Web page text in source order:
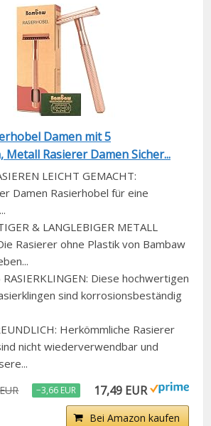
Damen mit 5
Metall Rasierer Damen Sicher...
LEICHT GEMACHT:
Damen Rasierhobel für eine
& LANGLEBIGER METALL
Rasierer ohne Plastik von Bambaw
Diese hochwertigen
sind korrosionsbeständig
Herkömmliche Rasierer
nicht wiederverwendbar und
−3,66 EUR 17,49 EUR
Bei Amazon kaufen